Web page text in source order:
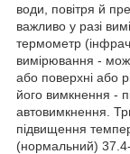
води, повітря й
важливо у разі
термометр
вимірювання -
або поверхні або
його вимкнення -
автовимкнення.
підвищення
(нормальний)